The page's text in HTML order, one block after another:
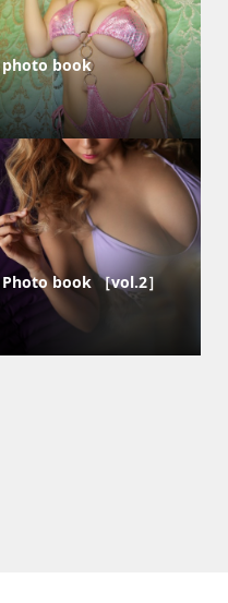
photo book
Photo book ［vol.2］